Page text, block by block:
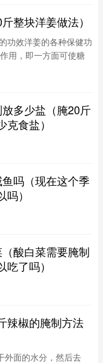
整块洋姜做法）
功效洋姜的各种保健功
用，即一方面可使糖
结构非常近似的物
够得到缓解。洋姜的
多少盐（腌20斤
食盐）
吗（现在这个季
）
酸白菜需要腌制
了吗）
辣椒的腌制方法
外面的水分，然后去